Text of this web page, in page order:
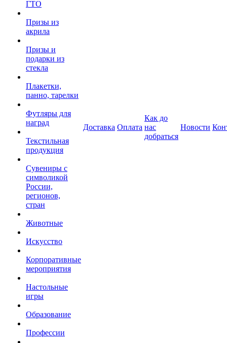
ГТО
Призы из
акрила
Призы и
подарки из
стекла
Плакетки,
панно, тарелки
Футляры для
наград
Текстильная
продукция
Сувениры с
символикой
России,
регионов,
стран
Животные
Искусство
Корпоративные
мероприятия
Настольные
игры
Образование
Профессии
Доставка Оплата
Как до
нас
добраться
Новости